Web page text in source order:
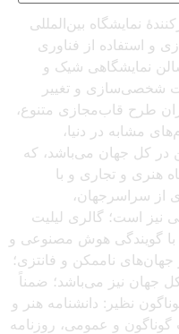
نمایشگاه بین‌المللی
و استفاده از فناوری
نمایشگاهی شیک و
شخصی‌سازی و تغییر
طرح قاب‌مجازی متنوع،
مشابه در دنیا،
در کل جهان می‌باشد، که
بیش از ۲۵۰ نمایشگاه هنری و تجاری و با
از سراسرجهان،
نیز است؛ گالری لیلیت
با گویندگی هوش مصنوعی و
جهان‌های ناممکن و فانتزی؛
جهان نیز می‌باشد؛ ضمناً
نظیر: دانشنامه هنر و
گوناگون و عمومی، روزنامه